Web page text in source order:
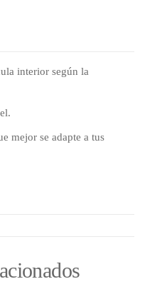
interior según la
mejor se adapte a tus